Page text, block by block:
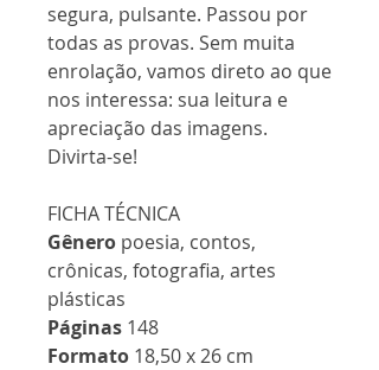
segura, pulsante. Passou por
todas as provas. Sem muita
enrolação, vamos direto ao que
nos interessa: sua leitura e
apreciação das imagens.
Divirta-se!
FICHA TÉCNICA
Gênero poesia, contos,
crônicas, fotografia, artes
plásticas
Páginas 148
Formato 18,50 x 26 cm